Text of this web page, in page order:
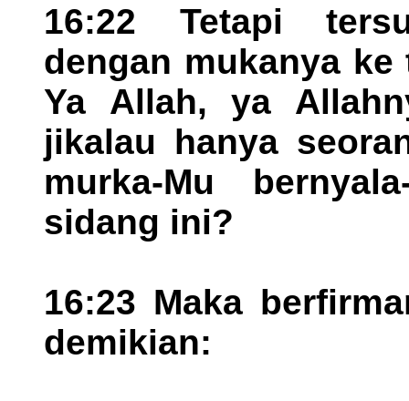
16:22 Tetapi
dengan mukanya
Ya Allah, ya
jikalau hanya
murka-Mu
sidang ini?
16:23 Maka
demikian: